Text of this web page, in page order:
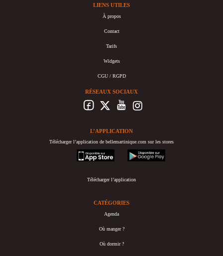
LIENS UTILES
À propos
Contact
Tarifs
Widgets
CGU / RGPD
RÉSEAUX SOCIAUX
L’APPLICATION
Télécharger l’application de bellemartinique.com sur les stores
appstore
googleplay
Télécharger l’application
CATÉGORIES
Agenda
Où manger ?
Où dormir ?